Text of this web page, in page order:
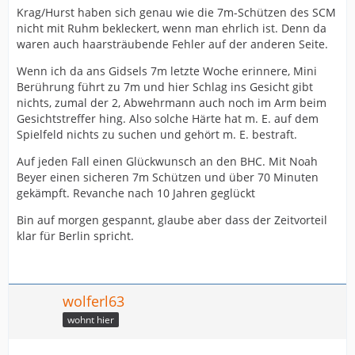
Krag/Hurst haben sich genau wie die 7m-Schützen des SCM
nicht mit Ruhm bekleckert, wenn man ehrlich ist. Denn da
waren auch haarsträubende Fehler auf der anderen Seite.
Wenn ich da ans Gidsels 7m letzte Woche erinnere, Mini
Berührung führt zu 7m und hier Schlag ins Gesicht gibt
nichts, zumal der 2, Abwehrmann auch noch im Arm beim
Gesichtstreffer hing. Also solche Härte hat m. E. auf dem
Spielfeld nichts zu suchen und gehört m. E. bestraft.
Auf jeden Fall einen Glückwunsch an den BHC. Mit Noah
Beyer einen sicheren 7m Schützen und über 70 Minuten
gekämpft. Revanche nach 10 Jahren geglückt
Bin auf morgen gespannt, glaube aber dass der Zeitvorteil
klar für Berlin spricht.
wolferl63
wohnt hier